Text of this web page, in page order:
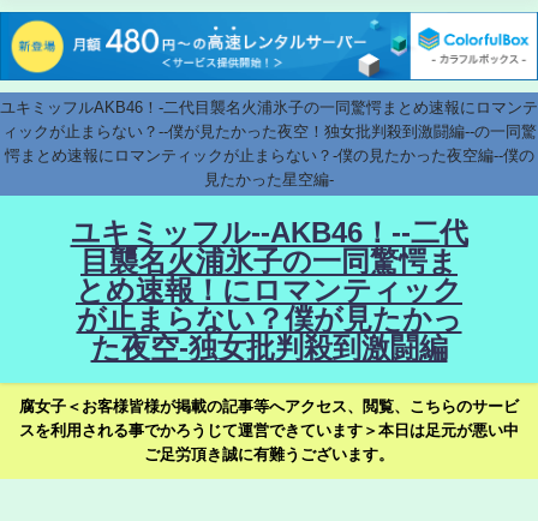
ユキミッフルAKB46！-二代目襲名火浦氷子の一同驚愕まとめ速報にロマンテ
ィックが止まらない？--僕が見たかった夜空！独女批判殺到激闘編--の一同驚
愕まとめ速報にロマンティックが止まらない？-僕の見たかった夜空編--僕の
見たかった星空編-
ユキミッフル--AKB46！--二代
目襲名火浦氷子の一同驚愕ま
とめ速報！にロマンティック
が止まらない？僕が見たかっ
た夜空-独女批判殺到激闘編
腐女子＜お客様皆様が掲載の記事等へアクセス、閲覧、こちらのサービ
スを利用される事でかろうじて運営できています＞本日は足元が悪い中
ご足労頂き誠に有難うございます。